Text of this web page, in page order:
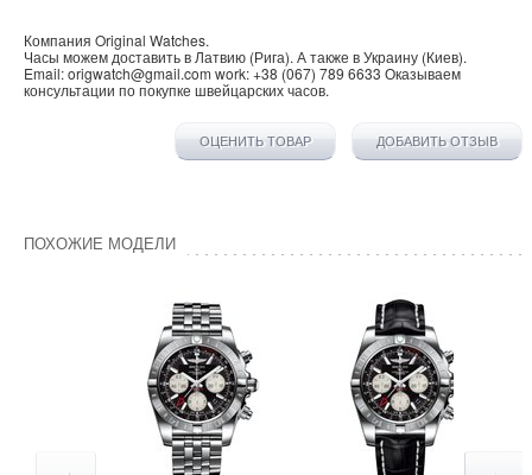
Компания Original Watches.
Часы можем доставить в Латвию (Рига). А также вУкраину (Киев).
Email:origwatch@gmail.com work:+38 (067) 789 6633 Оказываем
консультации по покупке швейцарских часов.
ОЦЕНИТЬ ТОВАР ДОБАВИТЬ ОТЗЫВ
ПОХОЖИЕ МОДЕЛИ